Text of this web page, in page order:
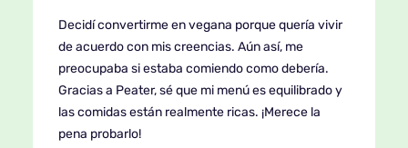
Decidí convertirme en vegana porque quería vivir
de acuerdo con mis creencias. Aún así, me
preocupaba si estaba comiendo como debería.
Gracias a Peater, sé que mi menú es equilibrado y
las comidas están realmente ricas. ¡Merece la
pena probarlo!